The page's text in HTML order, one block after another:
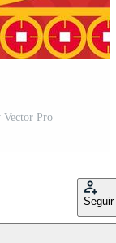
Vector Pro
Seguir